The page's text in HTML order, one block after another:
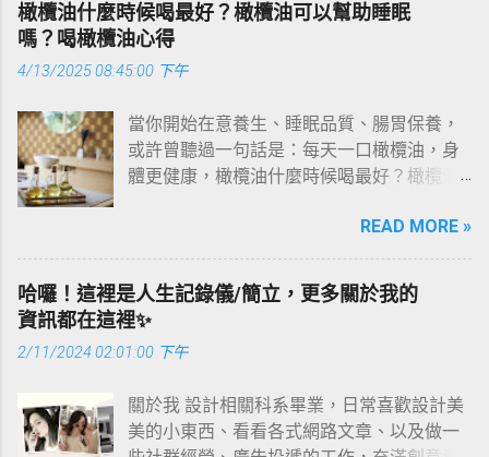
案組合歡迎談價🤝 還在煩惱想要提高品牌精
緻度，卻不知道從何下手嗎？社群的事就交
給簡立Janry，從頭到尾幫您規劃到好，讓各
營-包月高階 多種方案組合自由搭配，讓您的
行銷預算靈活配置，最低一篇NT.1500，歡迎
談價~ 社群貼文4篇- 內容依規劃完整呈現可
劃、品牌資訊整理 品牌風格與視覺統一 雙平
台排程 社群行銷整合，長期合作...
明顯偏低，例如： 每次點擊或每次成效的成
本遠高於你的預期 廣告互動率極低，幾乎沒
有人點擊 曝光數正常但轉換極差，代表內容
定錯誤或素材不吸引人，而不是一味地繼續
花錢，與其讓預算白白消耗，不如暫停廣
告、重新調整後再上架測試，比盲目「撐下
效果不是馬上來，但正在發酵 相對地，若廣
逐漸下降、互動率穩定上升 受眾對內容有回
饋（留言、私訊、網站點擊等） 有導流到目
標平台，並開始累積行為事件（例如進站、
告內容與受眾反應，此時維持設定穩定、持
續觀察是比較正確的做法。不要頻繁調整太
商品完整狀態及所附配件齊全，保護膜一經
拆恕不接受退換貨。 ⌚️ 各式機械錶商品展示
tw.cashier.ecpay.com.tw 來自 Arbutus 愛彼特
官方的溫馨提示 為了確保您的手錶正常運
作，建議使用者在配戴Arbutus手錶之前順時
針旋轉15圈， 每2~3年定期保養一次，如清
潔、保養、換機芯油等 ARBUTUS愛彼特機械
錶評價 Arbutus品牌的創立於1980年，由兩
步，品牌不斷地創新和著重於高品質機械機
芯成為我們的靈魂，意味著人生是經得起時
間考驗，同時去享受每分每秒的跳動，令每
念 Arbutus的重要設計元素是來自「感受格
調，始於工藝」，設計師為每個系列都花了
心思去呈現不同的風格，與工程師彼此合作
陡峭的階梯，兩手插在褲袋里是爬不上去
的。 上天是公平的，有付出就有收獲。 站在
死亡面前並不可怕，可怕的是不能犧牲的有
待回報，不是付出了就會有回報的，做了就
不要後悔，不做才後悔。 選定一條路，堅定
不移地走下去，只要你堅定夢想，即使前方
來。 既然選擇遠方，當不負青春，砥礪前
行。 每個夢想，都是在現實中堅持不懈才實
現的。 自己戰勝自己才是最可貴的勝利。 苦
想沒有盼頭，苦幹才有奔頭。 既然我已經踏
沿著這條路走下去。 —— 康德 把握現在、就
是創造未來。 那些比我強大的人都還在拼
命。我有什麼理由不去努力。 心態決定高
度，細節決定成敗。 個人與不一樣的人在一
橄欖油什麼時候喝最好？橄欖油可以幫助睡眠
嗎？喝橄欖油心得
4/13/2025 08:45:00 下午
當你開始在意養生、睡眠品質、腸胃保養，
或許曾聽過一句話是：每天一口橄欖油，身
體更健康，橄欖油什麼時候喝最好？橄欖油
胃、改善便秘呢？橄欖油產品那麼多，該怎
麼挑選才是最好的？ 這篇文章主要針對以上
內容，並分享喝橄欖油心得體驗 橄欖油什麼
時候喝最好？ 橄欖油什麼時候喝最好？這個
問題沒有絕對標準答案，但根據多數人的經
驗與研究建議，不同時間喝，對身體的影響
動、潤滑消化道 許多人習慣一早起床、空腹
喝一湯匙橄欖油，因為橄欖油的脂肪酸結構
READ MORE »
哈囉！這裡是人生記錄儀/簡立，更多關於我的
資訊都在這裡✨
2/11/2024 02:01:00 下午
關於我 設計相關科系畢業，日常喜歡設計美
美的小東西、看看各式網路文章、以及做一